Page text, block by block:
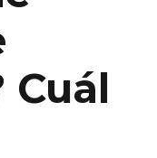
Cuál